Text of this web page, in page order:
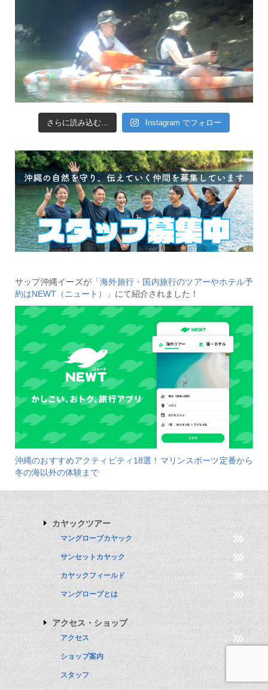
さらに読み込む... Instagram でフォロー
サップ沖縄イーズが 「海外旅行・国内旅行のツアーやホテル予
約はNEWT（ニュート）」 にて紹介されました！
沖縄のおすすめアクティビティ18選！マリンスポーツ定番から
冬の海以外の体験まで
カヤックツアー
マングローブカヤック
サンセットカヤック
カヤックフィールド
マングローブとは
アクセス・ショップ
アクセス
ショップ案内
スタッフ